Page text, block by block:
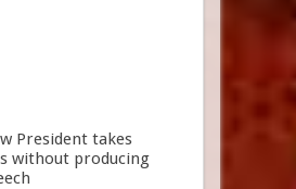
President takes
without producing